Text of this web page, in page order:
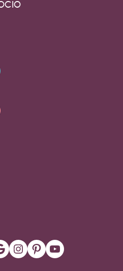
Instagram
Pinterest
YouTube